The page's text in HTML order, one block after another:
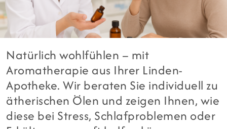
Natürlich wohlfühlen – mit
Aromatherapie aus Ihrer Linden-
Apotheke. Wir beraten Sie individuell zu
ätherischen Ölen und zeigen Ihnen, wie
diese bei Stress, Schlafproblemen oder